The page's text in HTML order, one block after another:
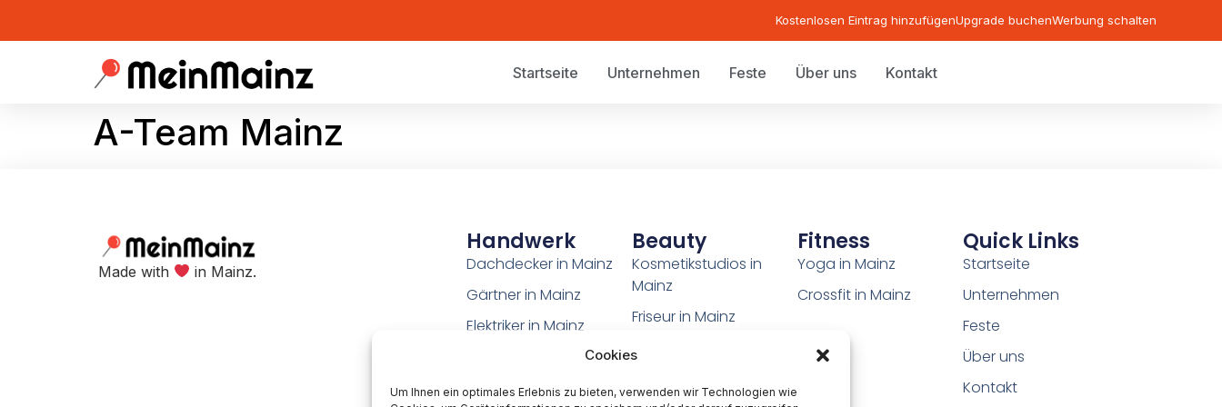
Cookies
Um Ihnen ein optimales Erlebnis zu bieten, verwenden wir Technologien wie
Kostenlosen Eintrag hinzufügenUpgrade buchenWerbung schalten
Startseite Unternehmen Feste Über uns Kontakt
A-Team Mainz
Made with in Mainz.​
Handwerk
Dachdecker in Mainz
Gärtner in Mainz
Elektriker in Mainz
Beauty
Kosmetikstudios in
Mainz
Friseur in Mainz
Nagelstudio in Mainz
Fitness
Yoga in Mainz
Crossfit in Mainz
Quick Links
Startseite
Unternehmen
Feste
Über uns
Kontakt